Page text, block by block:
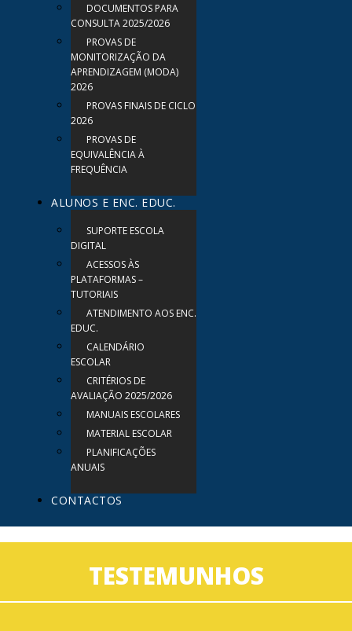
DOCUMENTOS PARA
CONSULTA 2025/2026
PROVAS DE
MONITORIZAÇÃO DA
APRENDIZAGEM (MODA)
2026
PROVAS FINAIS DE CICLO
2026
PROVAS DE
EQUIVALÊNCIA À
FREQUÊNCIA
ALUNOS E ENC. EDUC.
SUPORTE ESCOLA
DIGITAL
ACESSOS ÀS
PLATAFORMAS –
TUTORIAIS
ATENDIMENTO AOS ENC.
EDUC.
CALENDÁRIO
ESCOLAR
CRITÉRIOS DE
AVALIAÇÃO 2025/2026
MANUAIS ESCOLARES
MATERIAL ESCOLAR
PLANIFICAÇÕES
ANUAIS
CONTACTOS
TESTEMUNHOS